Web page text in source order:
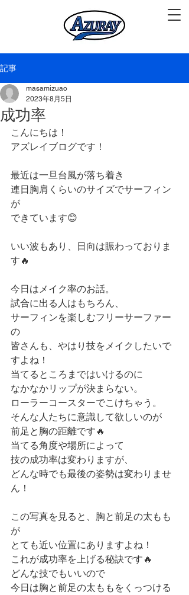
記事
成功率
masamizuao
2023年8月5日
こんにちは！
アズレイブログです！
最近は一旦台風が落ち着き
連日胸肩くらいのサイズでサーフィン
が
できています😊
いい波もあり、日向は賑わっておりま
す🔥
今日はメイク率のお話。
試合に出る人はもちろん、
サーフィンを楽しむフリーサーファー
の
皆さんも、やはり技をメイクしたいで
すよね！
当てるところまではいけるのに
なかなかリップが決まらない。
ローラーコースターでこけちゃう。
そんな人たちに意識して欲しいのが
前足と胸の距離です🔥
当てる角度や場所によって
技の成功率は変わりますが、
どんな時でも最後の姿勢は変わりませ
ん！
この写真を見ると、胸と前足の太もも
が
とても近い位置にありますよね！
これが成功率を上げる秘訣です🔥
どんな技でもいいので
今日は胸と前足の太ももをくっつける